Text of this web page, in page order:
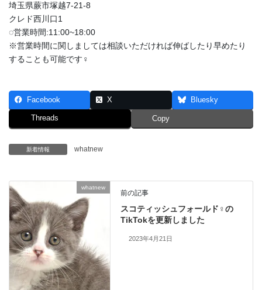
埼玉県蕨市塚越7-21-8
クレド西川口1
◌営業時間:11:00~18:00
※営業時間に関しましては相談いただければ伸ばしたり早めたり
することも可能です‍♀️
Facebook X Bluesky
Threads Copy
新着情報 whatnew
whatnew
前の記事
スコティッシュフォールド♀の
TikTokを更新しました
2023年4月21日